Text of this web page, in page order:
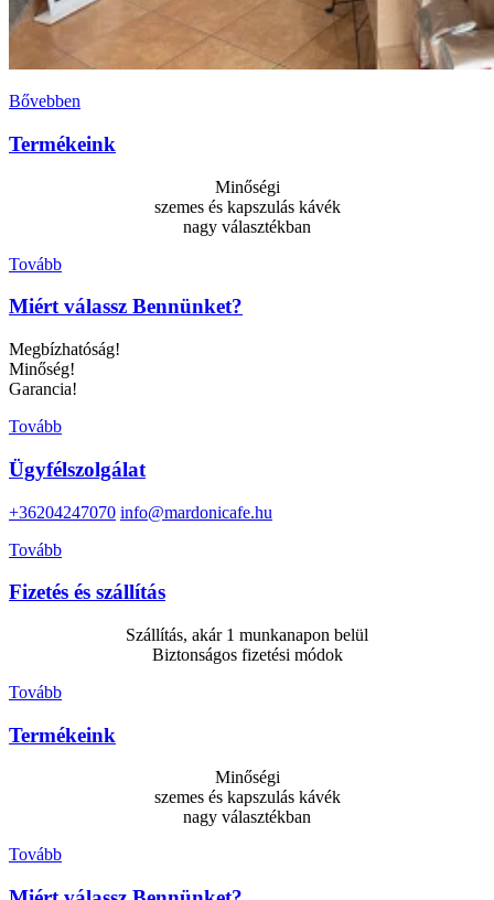
Bővebben
Termékeink
Minőségi
szemes és kapszulás kávék
nagy választékban
Tovább
Miért válassz Bennünket?
Megbízhatóság!
Minőség!
Garancia!
Tovább
Ügyfélszolgálat
+36204247070 info@mardonicafe.hu
Tovább
Fizetés és szállítás
Szállítás, akár 1 munkanapon belül
Biztonságos fizetési módok
Tovább
Termékeink
Minőségi
szemes és kapszulás kávék
nagy választékban
Tovább